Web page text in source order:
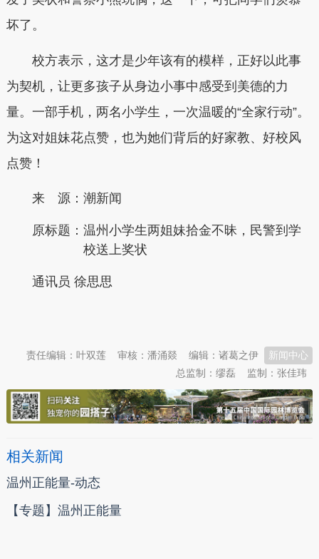
坏了。
校方表示，这才是少年该有的模样，正好以此事
为契机，让更多孩子从身边小事中感受到美德的力
量。一部手机，两名小学生，一次温暖的“全家行动”。
为这对姐妹花点赞，也为她们背后的好家教、好校风
点赞！
来 源：潮新闻
原标题： 温州小学生两姐妹拾金不昧，民警到学
校送上奖状
通讯员 徐思思
新闻中心
编辑：诸葛之伊
审核：潘涌燚
责任编辑：叶双莲
监制：张佳玮
总监制：缪磊
相关新闻
温州正能量-动态
【专题】温州正能量